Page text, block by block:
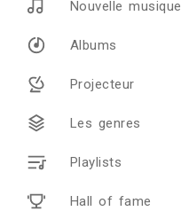
Nouvelle musique
Albums
Projecteur
Les genres
Playlists
Hall of fame